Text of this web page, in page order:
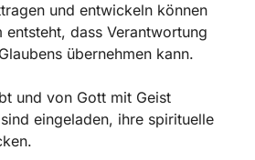
und entwickeln können
entsteht, dass Verantwortung
übernehmen kann.
und von Gott mit Geist
eingeladen, ihre spirituelle